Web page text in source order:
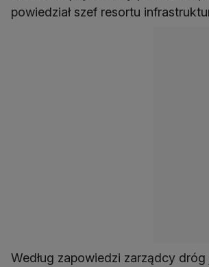
powiedział szef resortu
Według zapowiedzi zarządcy